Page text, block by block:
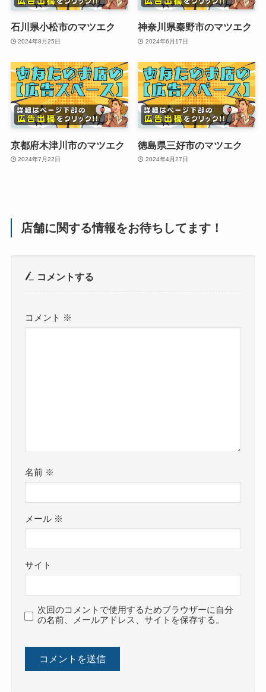
石川県小松市のマツエク
2024年8月25日
神奈川県秦野市のマツエク
2024年6月17日
京都府木津川市のマツエク
2024年7月22日
徳島県三好市のマツエク
2024年4月27日
店舗に関する情報をお待ちしてます！
コメントする
コメント ※
名前 ※
メール ※
サイト
次回のコメントで使用するためブラウザーに自分
の名前、メールアドレス、サイトを保存する。